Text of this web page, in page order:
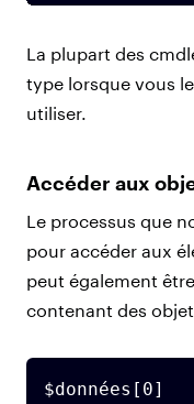
La plupart des
type lorsque vous
utiliser.
Accéder aux
Le processus que
pour accéder aux
peut également
contenant des
$données[0]